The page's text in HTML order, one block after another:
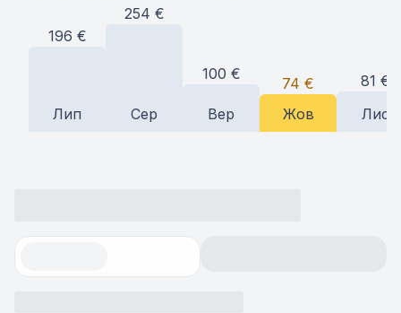
196 €
Лип
254 €
Сер
100 €
Вер
74 €
Жов
81 €
Лис